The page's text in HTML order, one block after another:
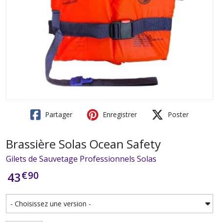
Partager Enregistrer Poster
Brassière Solas Ocean Safety
Gilets de Sauvetage Professionnels Solas
43€90